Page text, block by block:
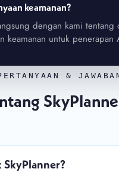
keamanan?
dengan kami tentang
keamanan untuk penerapan
&
SkyPlanner?